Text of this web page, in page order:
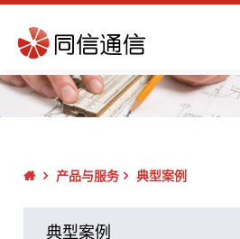
产品与服务 典型案例
典型案例